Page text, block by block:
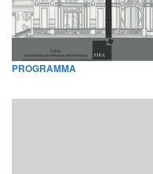
PROGRAMMA